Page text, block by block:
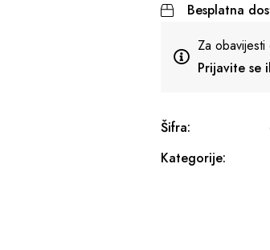
Besplatna
Za
Prijavite se
Šifra:
Kategorije: